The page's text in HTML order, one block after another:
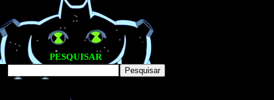
PESQUISAR